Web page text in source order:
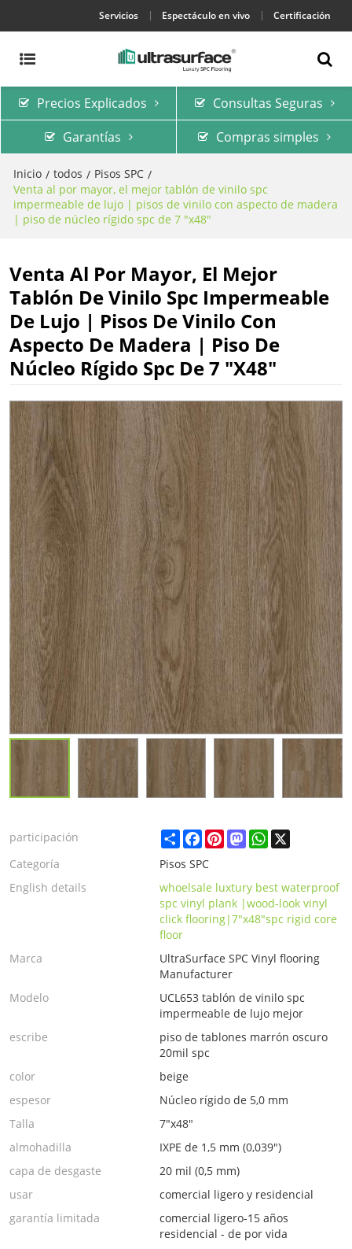
Servicios Espectáculo en vivo Certificación
Precios Explicados
Consultas Seguras
Garantías
Compras simples
Inicio / todos / Pisos SPC /
Venta al por mayor, el mejor tablón de vinilo spc
impermeable de lujo | pisos de vinilo con aspecto de madera
| piso de núcleo rígido spc de 7 "x48"
Venta Al Por Mayor, El Mejor
Tablón De Vinilo Spc Impermeable
De Lujo | Pisos De Vinilo Con
Aspecto De Madera | Piso De
Núcleo Rígido Spc De 7 "x48"
participación ShareFacebook
PinterestMastodonWhatsApp
X
Categoría
Pisos SPC
English details
whoelsale luxtury best waterproof
spc vinyl plank |wood-look vinyl
click flooring|7"x48"spc rigid core
floor
Marca
UltraSurface SPC Vinyl flooring
Manufacturer
Modelo
UCL653 tablón de vinilo spc
impermeable de lujo mejor
escribe
piso de tablones marrón oscuro
20mil spc
color
beige
espesor
Núcleo rígido de 5,0 mm
Talla
7"x48"
almohadilla
IXPE de 1,5 mm (0,039")
capa de desgaste
20 mil (0,5 mm)
usar
comercial ligero y residencial
garantía limitada
comercial ligero-15 años
residencial - de por vida